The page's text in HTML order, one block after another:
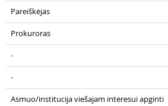
Pareiškėjas
Prokuroras
-
-
Asmuo/institucija viešajam interesui apginti